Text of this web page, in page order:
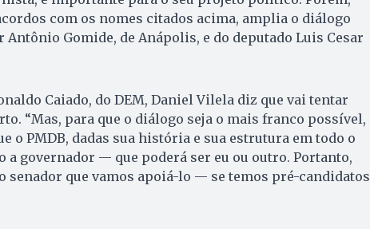
com os nomes citados acima, amplia o diálogo
Antônio Gomide, de Anápolis, e do deputado Luis Cesar
Caiado, do DEM, Daniel Vilela diz que vai tentar
“Mas, para que o diálogo seja o mais franco possível,
o PMDB, dadas sua história e sua estrutura em todo o
a governador — que poderá ser eu ou outro. Portanto,
senador que vamos apoiá-lo — se temos pré-candidatos